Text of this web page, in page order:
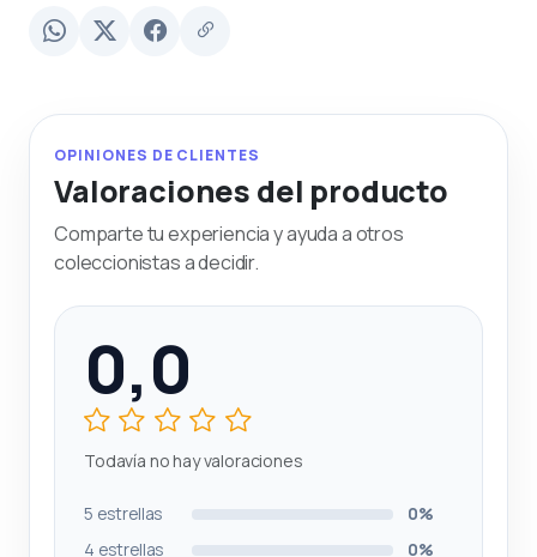
OPINIONES DE CLIENTES
Valoraciones del producto
Comparte tu experiencia y ayuda a otros
coleccionistas a decidir.
0,0
Todavía no hay valoraciones
5 estrellas
0%
4 estrellas
0%